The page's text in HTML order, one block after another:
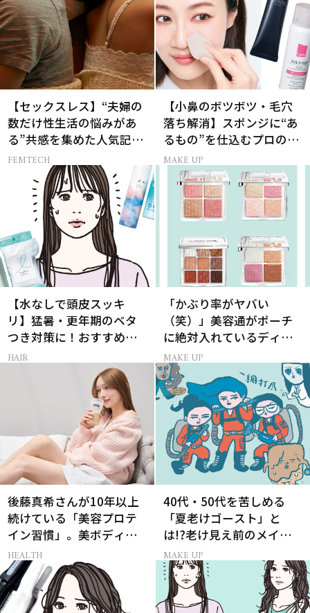
【セックスレス】“夫婦の
数だけ性生活の悩みがあ
る”共感を集めた人気記事
10選
FEMTECH
【小鼻のボツボツ・毛穴
落ち解消】スポンジに“あ
るもの”を仕込むプロの超
簡単メイクテク
MAKE UP
【水なしで頭皮スッキ
リ】猛暑・更年期のベタ
つき対策に！おすすめ最
新ドライシャンプー4選
HAIR
「かぶり率がヤバい
（笑）」美容通がポーチ
に絶対入れているディオ
ールの名品パレット
MAKE UP
後藤真希さんが10年以上
続けている「美容プロテ
イン習慣」。美ボディを
支える朝ルーティンと
は？
HEALTH
40代・50代を苦しめる
「夏老けゴースト」と
は!?老け見え前のメイク
くずれ＆くすみ対策
MAKE UP